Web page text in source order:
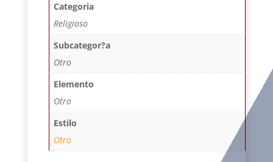
Categoria
Religioso
Subcategor?a
Otro
Elemento
Otro
Estilo
Otro